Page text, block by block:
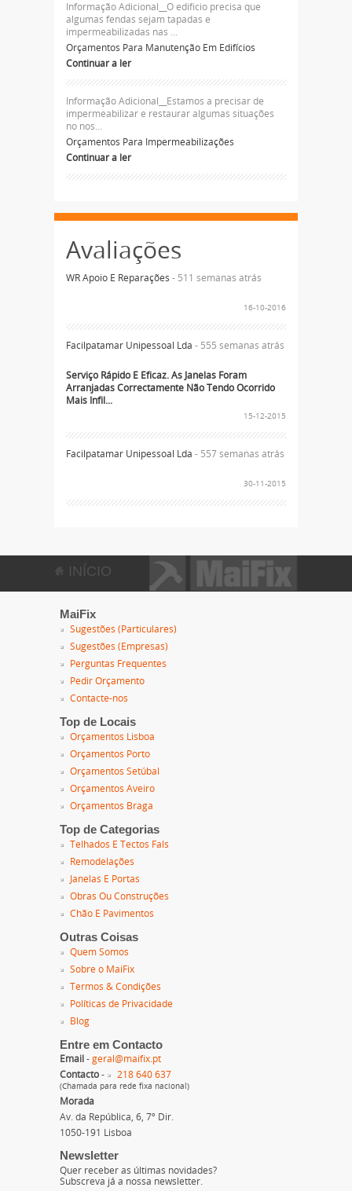
Informação Adicional__O edificio precisa que
algumas fendas sejam tapadas e
impermeabilizadas nas ...
Orçamentos Para Manutenção Em Edifícios
Continuar a ler
Informação Adicional__Estamos a precisar de
impermeabilizar e restaurar algumas situações
no nos...
Orçamentos Para Impermeabilizações
Continuar a ler
Avaliações
WR Apoio E Reparações - 511 semanas atrás
16-10-2016
Facilpatamar Unipessoal Lda - 555 semanas atrás
Serviço Rápido E Eficaz. As Janelas Foram
Arranjadas Correctamente Não Tendo Ocorrido
Mais Infil...
15-12-2015
Facilpatamar Unipessoal Lda - 557 semanas atrás
30-11-2015
INÍCIO
MaiFix
Sugestões (Particulares)
Sugestões (Empresas)
Perguntas Frequentes
Pedir Orçamento
Contacte-nos
Top de Locais
Orçamentos Lisboa
Orçamentos Porto
Orçamentos Setúbal
Orçamentos Aveiro
Orçamentos Braga
Top de Categorias
Telhados E Tectos Fals
Remodelações
Janelas E Portas
Obras Ou Construções
Chão E Pavimentos
Outras Coisas
Quem Somos
Sobre o MaiFix
Termos & Condições
Políticas de Privacidade
Blog
Entre em Contacto
Email - geral@maifix.pt
Contacto - 218 640 637
(Chamada para rede fixa nacional)
Morada
Av. da República, 6, 7º Dir.
1050-191 Lisboa
Newsletter
Quer receber as últimas novidades?
Subscreva já a nossa newsletter.